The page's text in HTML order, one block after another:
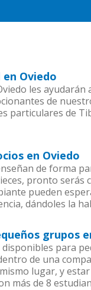
Oviedo
les
de
particulares de
en Oviedo
de forma
pronto serás
pueden
dándoles la
grupos
para
de una
lugar, y
más de 8